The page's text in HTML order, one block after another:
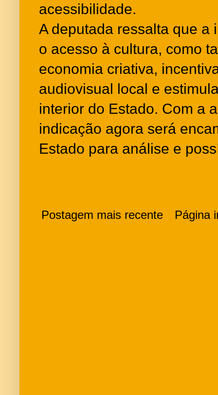
acessibilidade.
A deputada ressalta que a
o acesso à cultura, como
economia criativa,
audiovisual local e
interior do Estado. Com a
indicação agora será
Estado para análise e
Postagem mais recente Página